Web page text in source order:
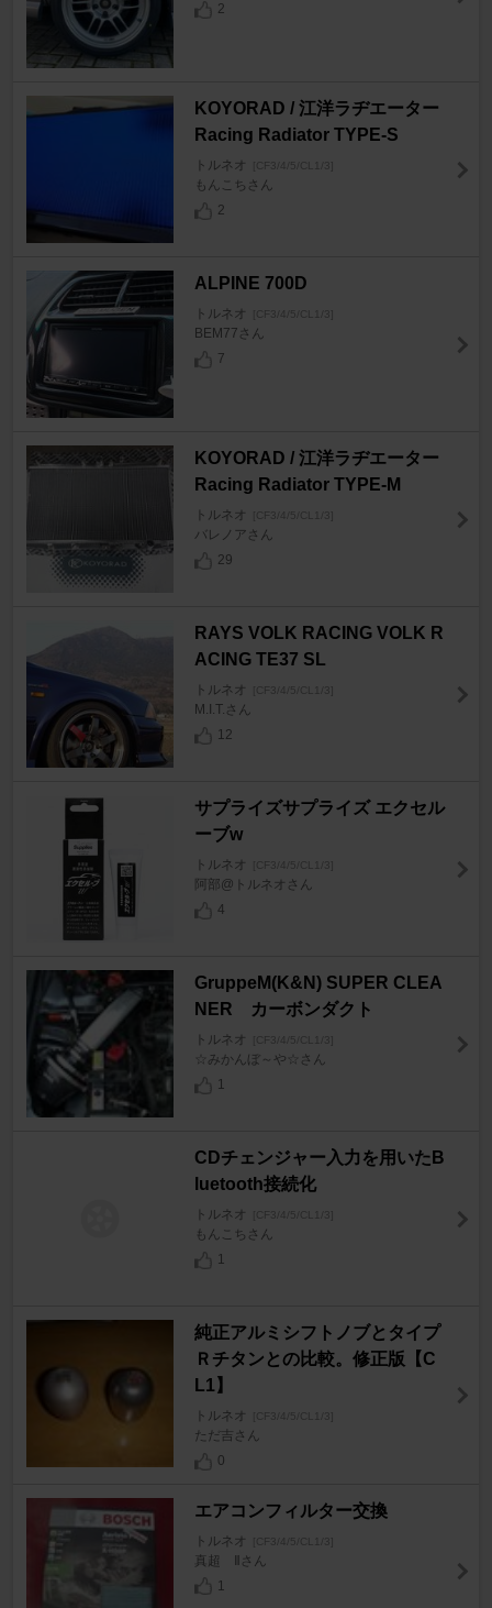
2
KOYORAD / 江洋ラヂエーター
Racing Radiator TYPE-S
トルネオ [CF3/4/5/CL1/3]
もんこちさん
2
ALPINE 700D
トルネオ [CF3/4/5/CL1/3]
BEM77さん
7
KOYORAD / 江洋ラヂエーター
Racing Radiator TYPE-M
トルネオ [CF3/4/5/CL1/3]
バレノアさん
29
RAYS VOLK RACING VOLK R
ACING TE37 SL
トルネオ [CF3/4/5/CL1/3]
M.I.T.さん
12
サプライズサプライズ エクセル
ーブw
トルネオ [CF3/4/5/CL1/3]
阿部@トルネオさん
4
GruppeM(K&N) SUPER CLEA
NER カーボンダクト
トルネオ [CF3/4/5/CL1/3]
☆みかんぼ～や☆さん
1
CDチェンジャー入力を用いたB
luetooth接続化
トルネオ [CF3/4/5/CL1/3]
もんこちさん
1
純正アルミシフトノブとタイプ
Ｒチタンとの比較。修正版【C
L1】
トルネオ [CF3/4/5/CL1/3]
ただ吉さん
0
エアコンフィルター交換
トルネオ [CF3/4/5/CL1/3]
真超 Ⅱさん
1